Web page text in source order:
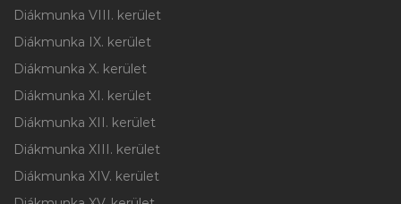
Diákmunka VIII. kerület
Diákmunka IX. kerület
Diákmunka X. kerület
Diákmunka XI. kerület
Diákmunka XII. kerület
Diákmunka XIII. kerület
Diákmunka XIV. kerület